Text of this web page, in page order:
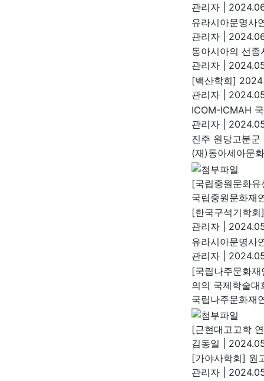
관리자
유라시아문명사
관리자
동아시아의 선
관리자
[백산학회]
관리자
ICOM-ICMAH
관리자
진주 원당고분
(재)동아세아문
[국립중원문화
국립중원문화재
[한국구석기학
관리자
유라시아문명사
관리자
[국립나주문화
의의 국제학술
국립나주문화재
[근현대고고학
김동일
[가야사학회] 원
관리자